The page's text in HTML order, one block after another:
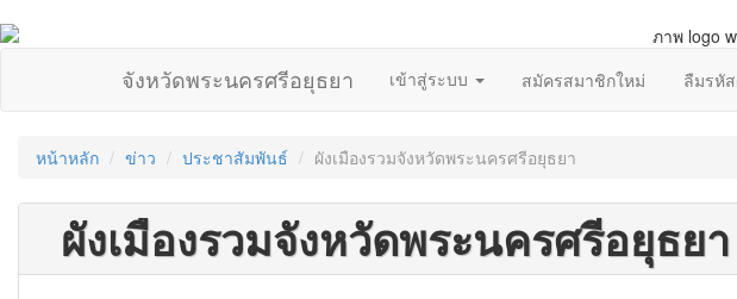
จังหวัดพระนครศรีอยุธยา เข้าสู่ระบบ สมัครสมาชิกใหม่ ลืมรหั
หน้าหลัก ข่าว ประชาสัมพันธ์ ผังเมืองรวมจังหวัดพระนครศรีอยุธยา
ผังเมืองรวมจังหวัดพระนครศรีอยุธยา